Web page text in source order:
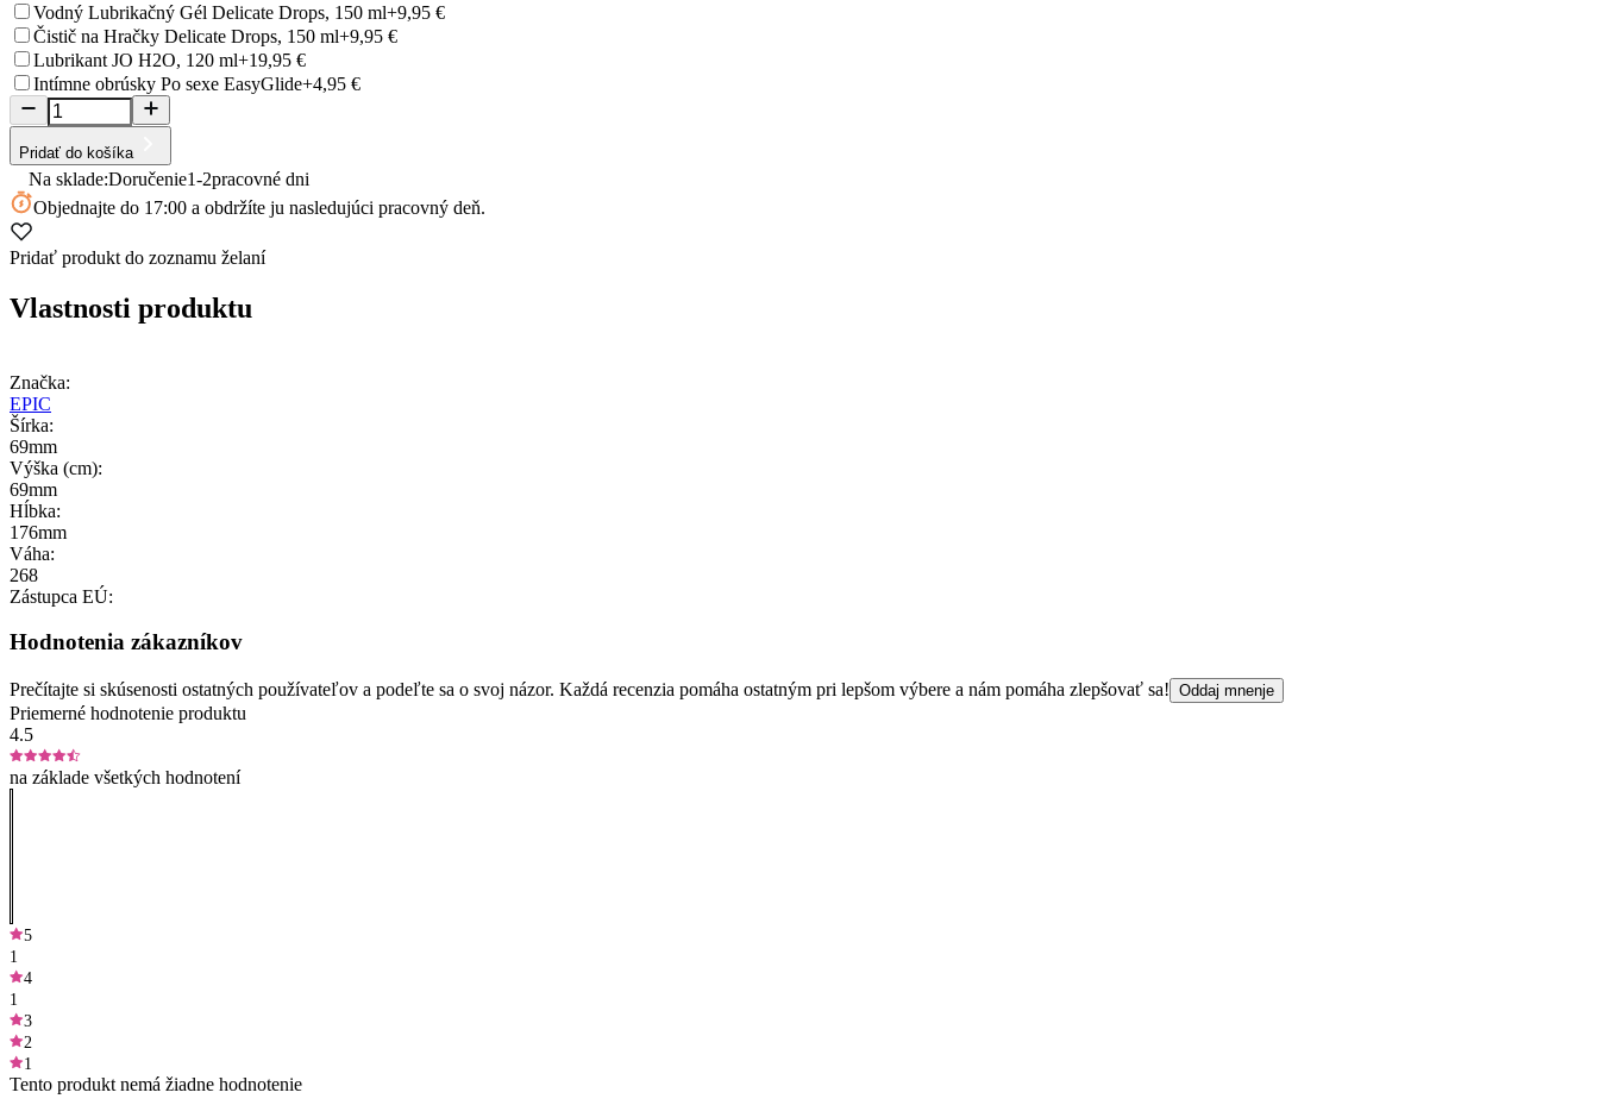
Vodný Lubrikačný Gél Delicate Drops, 150 ml+9,95 €
Čistič na Hračky Delicate Drops, 150 ml+9,95 €
Lubrikant JO H2O, 120 ml+19,95 €
Intímne obrúsky Po sexe EasyGlide+4,95 €
Pridať do košíka
Na sklade:Doručenie1-2pracovné dni
Objednajte do 17:00 a obdržíte ju nasledujúci pracovný deň.
Pridať produkt do zoznamu želaní
Vlastnosti produktu
Značka:
EPIC
Šírka:
69mm
Výška (cm):
69mm
Hĺbka:
176mm
Váha:
268
Zástupca EÚ:
Hodnotenia zákazníkov
Prečítajte si skúsenosti ostatných používateľov a podeľte sa o svoj názor. Každá recenzia pomáha ostatným pri lepšom výbere a nám pomáha zlepšovať sa! Oddaj mnenje
Priemerné hodnotenie produktu
4.5
na základe všetkých hodnotení
5
1
4
1
3
2
1
Tento produkt nemá žiadne hodnotenie